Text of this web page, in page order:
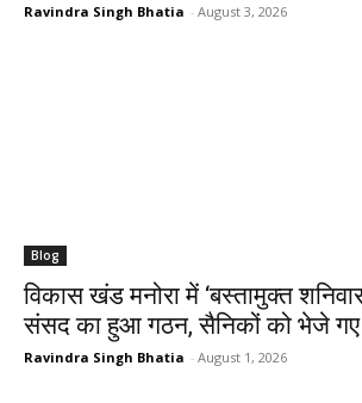
Ravindra Singh Bhatia - August 3, 2026
Blog
​विकास खंड मनोरा में ‘बस्तामुक्त
संसद का हुआ गठन, सैनिकों को भेजे गए
Ravindra Singh Bhatia - August 1, 2026